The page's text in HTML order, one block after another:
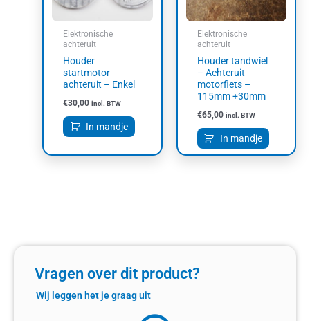
Elektronische
achteruit
Houder
startmotor
achteruit – Enkel
€30,00 incl. BTW
In mandje
Elektronische
achteruit
Houder tandwiel
– Achteruit
motorfiets –
115mm +30mm
€65,00 incl. BTW
In mandje
Vragen over dit product?
Wij leggen het je graag uit